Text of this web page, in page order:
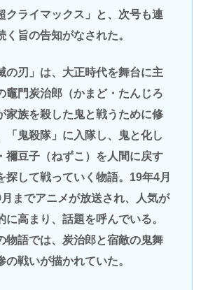
クライマックス」と、次号も連
く旨の告知がなされた。
の刃」は、大正時代を舞台に主
竈門炭治郎（かまど・たんじろ
家族を殺した鬼と戦うために修
「鬼殺隊」に入隊し、鬼と化し
禰豆子（ねずこ）を人間に戻す
探して戦っていく物語。19年4月
までアニメが放送され、人気が
に高まり、話題を呼んでいる。
物語では、炭治郎と宿敵の鬼舞
の戦いが描かれていた。